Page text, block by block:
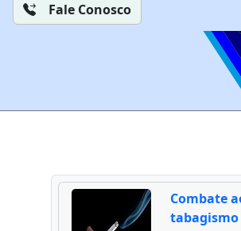
Fale Conosco
Combate
tabagismo